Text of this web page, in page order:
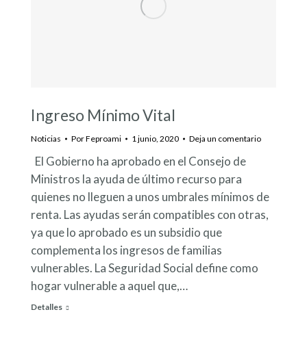
Ingreso Mínimo Vital
Noticias PorFeproami 1 junio, 2020 Deja un comentario
El Gobierno ha aprobado en el Consejo de
Ministros la ayuda de último recurso para
quienes no lleguen a unos umbrales mínimos de
renta. Las ayudas serán compatibles con otras,
ya que lo aprobado es un subsidio que
complementa los ingresos de familias
vulnerables. La Seguridad Social define como
hogar vulnerable a aquel que,…
Detalles